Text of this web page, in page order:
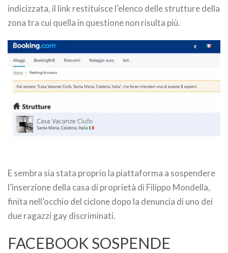
indicizzata, il link restituisce l’elenco delle strutture della
zona tra cui quella in questione non risulta più.
E sembra sia stata proprio la piattaforma a sospendere
l’inserzione della casa di proprietà di Filippo Mondella,
finita nell’occhio del ciclone dopo la denuncia di uno dei
due ragazzi gay discriminati.
FACEBOOK SOSPENDE